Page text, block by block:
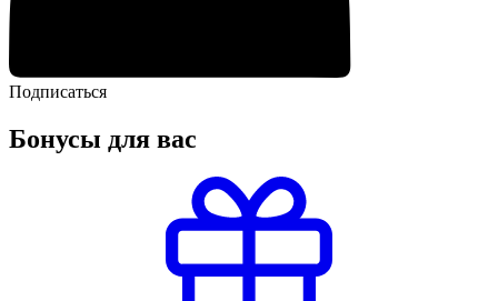
Подписаться
Бонусы для вас